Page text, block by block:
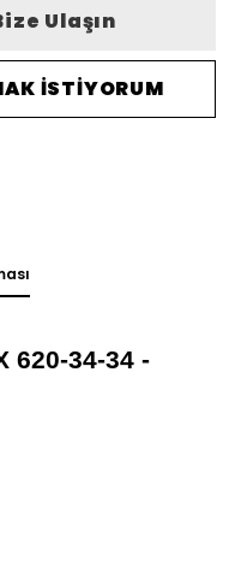
Ulaşın
İSTIYORUM
620-34-34 -